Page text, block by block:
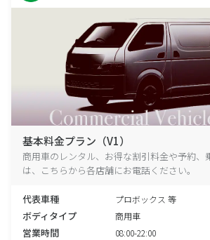
基本料金プラン（V1）
商用車のレンタル、お得な割引料金や予約、
は、こちらから各店舗にお電話ください。
代表車種 プロボックス 等
ボディタイプ 商用車
営業時間 08:00-22:00